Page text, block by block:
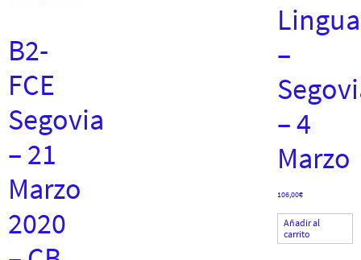
B2-
FCE
Segovia
– 21
Marzo
2020
–
– 4
Marzo
106,00€
Añadir al
carrito